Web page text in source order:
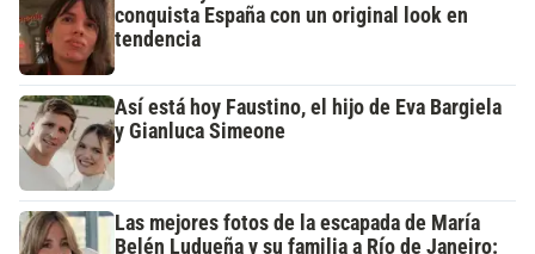
conquista España con un original look en
tendencia
Así está hoy Faustino, el hijo de Eva Bargiela
y Gianluca Simeone
Las mejores fotos de la escapada de María
Belén Ludueña y su familia a Río de Janeiro: